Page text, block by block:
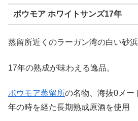
ボウモア ホワイトサンズ17年
蒸留所近くのラーガン湾の白い砂
17年の熟成が味わえる逸品。
ボウモア蒸留所の名物、海抜0メー
年の時を経た長期熟成原酒を使用